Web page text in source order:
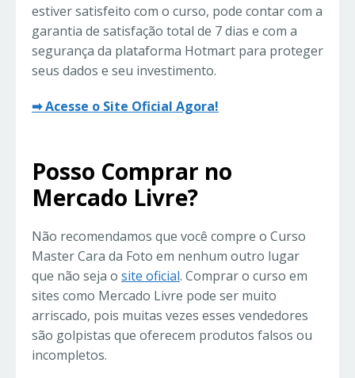
estiver satisfeito com o curso, pode contar com a
garantia de satisfação total de 7 dias e com a
segurança da plataforma Hotmart para proteger
seus dados e seu investimento.
➡ Acesse o Site Oficial Agora!
Posso Comprar no
Mercado Livre?
Não recomendamos que você compre o Curso
Master Cara da Foto em nenhum outro lugar
que não seja o site oficial. Comprar o curso em
sites como Mercado Livre pode ser muito
arriscado, pois muitas vezes esses vendedores
são golpistas que oferecem produtos falsos ou
incompletos.